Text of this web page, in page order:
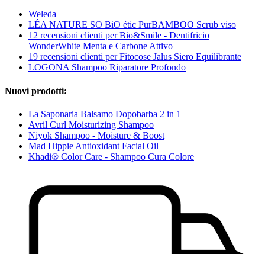
Weleda
LÉA NATURE SO BiO étic PurBAMBOO Scrub viso
12 recensioni clienti per Bio&Smile - Dentifricio
WonderWhite Menta e Carbone Attivo
19 recensioni clienti per Fitocose Jalus Siero Equilibrante
LOGONA Shampoo Riparatore Profondo
Nuovi prodotti:
La Saponaria Balsamo Dopobarba 2 in 1
Avril Curl Moisturizing Shampoo
Niyok Shampoo - Moisture & Boost
Mad Hippie Antioxidant Facial Oil
Khadi® Color Care - Shampoo Cura Colore